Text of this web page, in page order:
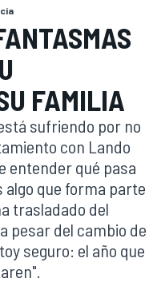
FAMILIA
sufriendo por no
con Lando
entender qué pasa
algo que forma parte
trasladado del
pesar del cambio de
seguro: el año que